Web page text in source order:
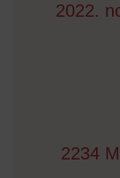
2022.
2234